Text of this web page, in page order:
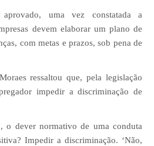
aprovado, uma vez constatada a
devem elaborar um plano de
com metas e prazos, sob pena de
ressaltou que, pela legislação
impedir a discriminação de
o dever normativo de uma conduta
Impedir a discriminação. ‘Não,